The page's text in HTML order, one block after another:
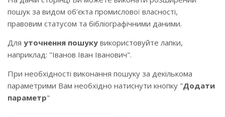
пошук за видом об’єкта промислової власності,
правовим статусом та бібліографічними даними.
Для уточнення пошуку використовуйте лапки,
наприклад: "Іванов Іван Іванович".
При необхідності виконання пошуку за декількома
параметрими Вам необхідно натиснути кнопку "Додати
параметр"